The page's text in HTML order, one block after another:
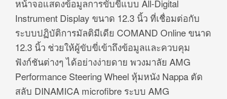
หน้าจอแสดงข้อมูลการขับขี่แบบ All-Digital
Instrument Display ขนาด 12.3 นิ้ว ที่เชื่อมต่อกับ
ระบบปฏิบัติการมัลติมีเดีย COMAND Online ขนาด
12.3 นิ้ว ช่วยให้ผู้ขับขี่เข้าถึงข้อมูลและควบคุม
ฟังก์ชันต่างๆ ได้อย่างง่ายดาย พวงมาลัย AMG
Performance Steering Wheel หุ้มหนัง Nappa ตัด
สลับ DINAMICA microfibre ระบบ AMG